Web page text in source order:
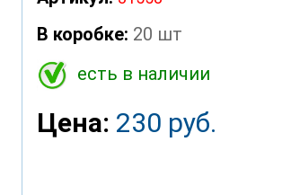
В коробке: 20 шт
есть в наличии
Цена: 230 руб.